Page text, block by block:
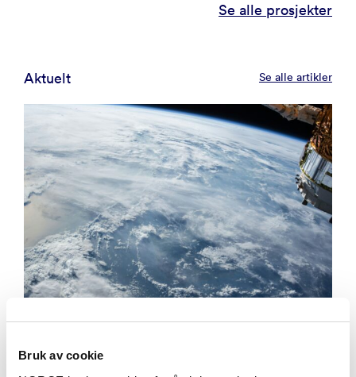
Bruk av cookie
Se alle prosjekter
Aktuelt Se alle artikler